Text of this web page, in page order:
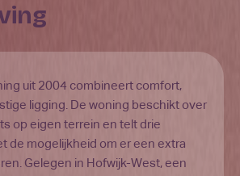
uit 2004 combineert comfort,
ligging. De woning beschikt over
op eigen terrein en telt drie
de mogelijkheid om er een extra
Gelegen in Hofwijk-West, een